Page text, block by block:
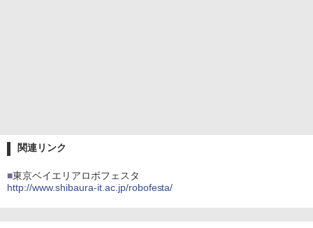
関連リンク
■東京ベイエリアロボフェスタ
http://www.shibaura-it.ac.jp/robofesta/